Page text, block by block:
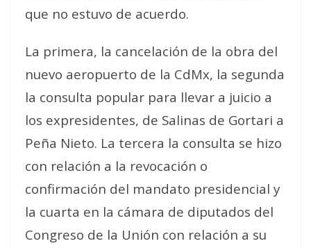
que no estuvo de acuerdo.
La primera, la cancelación de la obra del
nuevo aeropuerto de la CdMx, la segunda
la consulta popular para llevar a juicio a
los expresidentes, de Salinas de Gortari a
Peña Nieto. La tercera la consulta se hizo
con relación a la revocación o
confirmación del mandato presidencial y
la cuarta en la cámara de diputados del
Congreso de la Unión con relación a su